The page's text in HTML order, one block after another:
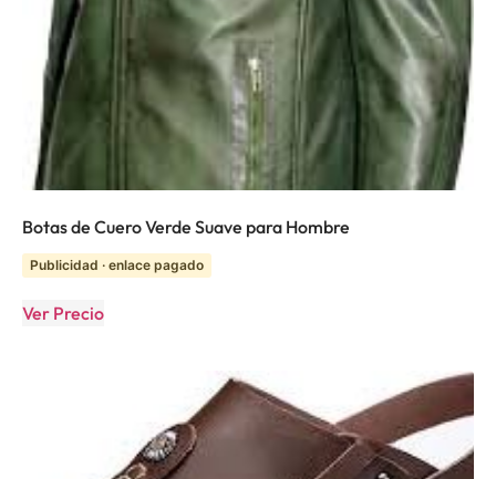
Botas de Cuero Verde Suave para Hombre
Publicidad · enlace pagado
Ver Precio